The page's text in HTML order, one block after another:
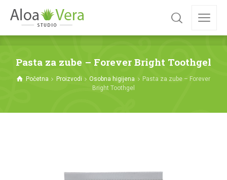
Pasta za zube – Forever Bright Toothgel
Početna Proizvodi Osobna higijena
Pasta za zube – Forever
Bright Toothgel